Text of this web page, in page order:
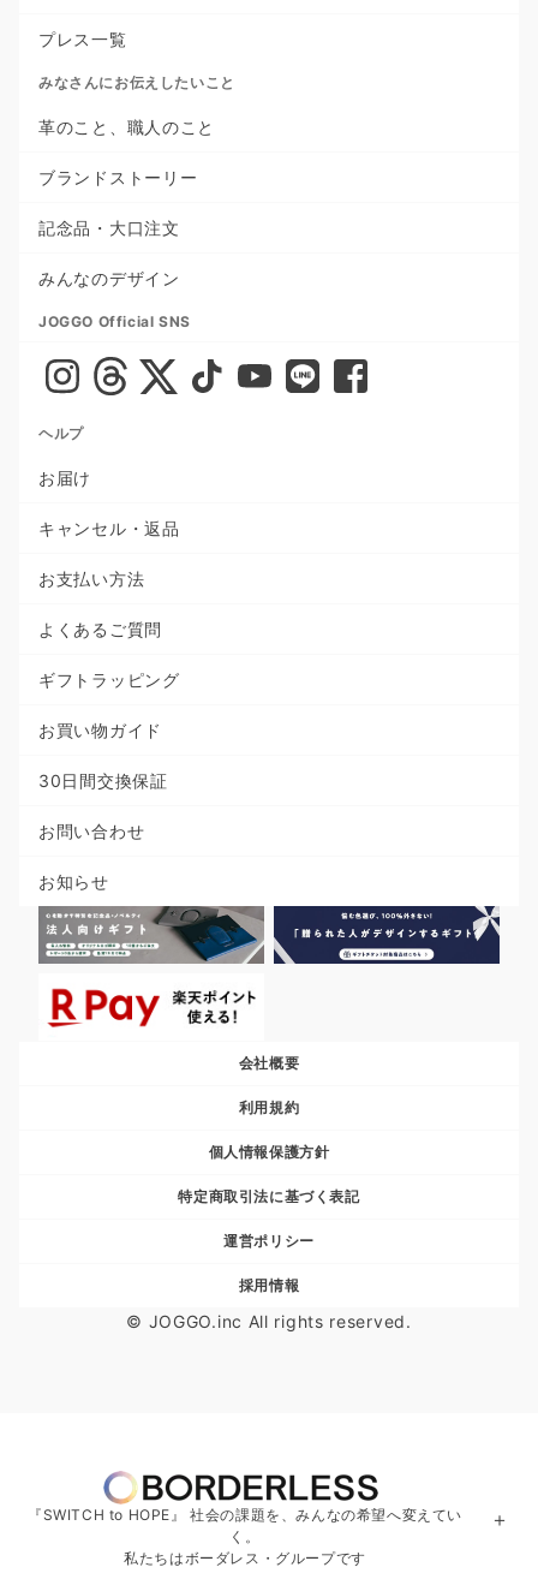
プレス一覧
みなさんにお伝えしたいこと
革のこと、職人のこと
ブランドストーリー
記念品・大口注文
みんなのデザイン
JOGGO Official SNS
ヘルプ
お届け
キャンセル・返品
お支払い方法
よくあるご質問
ギフトラッピング
お買い物ガイド
30日間交換保証
お問い合わせ
お知らせ
会社概要
利用規約
個人情報保護方針
特定商取引法に基づく表記
運営ポリシー
採用情報
© JOGGO.inc All rights reserved.
『SWITCH to HOPE』 社会の課題を、みんなの希望へ変えてい
く。
私たちはボーダレス・グループです
＋